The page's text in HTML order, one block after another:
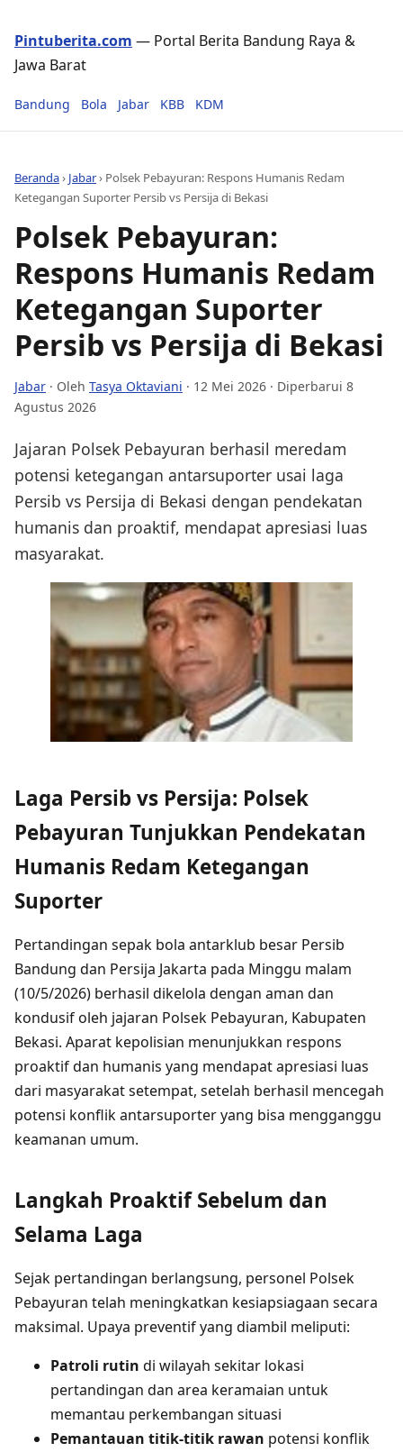
Pintuberita.com — Portal Berita Bandung Raya &
Jawa Barat
Bandung Bola Jabar KBB KDM
Beranda› Jabar› Polsek Pebayuran: Respons Humanis Redam
Ketegangan Suporter Persib vs Persija di Bekasi
Polsek Pebayuran:
Respons Humanis Redam
Ketegangan Suporter
Persib vs Persija di Bekasi
Jabar · Oleh Tasya Oktaviani · 12 Mei 2026 · Diperbarui 8
Agustus 2026
Jajaran Polsek Pebayuran berhasil meredam
potensi ketegangan antarsuporter usai laga
Persib vs Persija di Bekasi dengan pendekatan
humanis dan proaktif, mendapat apresiasi luas
masyarakat.
Laga Persib vs Persija: Polsek
Pebayuran Tunjukkan Pendekatan
Humanis Redam Ketegangan
Suporter
Pertandingan sepak bola antarklub besar Persib
Bandung dan Persija Jakarta pada Minggu malam
(10/5/2026) berhasil dikelola dengan aman dan
kondusif oleh jajaran Polsek Pebayuran, Kabupaten
Bekasi. Aparat kepolisian menunjukkan respons
proaktif dan humanis yang mendapat apresiasi luas
dari masyarakat setempat, setelah berhasil mencegah
potensi konflik antarsuporter yang bisa mengganggu
keamanan umum.
Langkah Proaktif Sebelum dan
Selama Laga
Sejak pertandingan berlangsung, personel Polsek
Pebayuran telah meningkatkan kesiapsiagaan secara
maksimal. Upaya preventif yang diambil meliputi:
Patroli rutin di wilayah sekitar lokasi
pertandingan dan area keramaian untuk
memantau perkembangan situasi
Pemantauan titik-titik rawan potensi konflik